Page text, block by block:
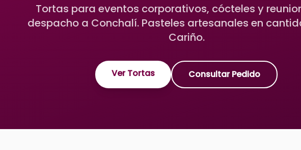
Tortas para eventos corporativos, cócteles y
despacho a Conchalí. Pasteles artesanales en
Cariño.
Ver Tortas Consultar Pedido